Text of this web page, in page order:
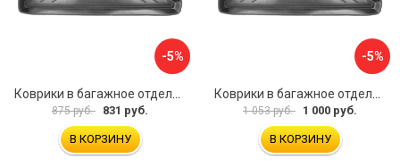
-5%
Коврики в багажное отделение для Volkswagen Jetta SD (2011) (c ушами) UNIDEC NPA00-E95-240
875 руб. 831 руб.
В КОРЗИНУ
-5%
Коврики в багажное отделение для Volkswagen Touareg (2010) (4-х зонный климат контроль) UNIDEC NPL-Bi-95-57
1 053 руб. 1 000 руб.
В КОРЗИНУ